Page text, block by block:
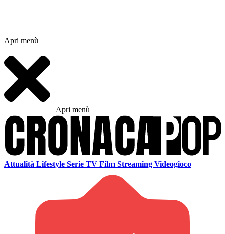
Apri menù
Apri menù
Attualità Lifestyle Serie TV Film Streaming Videogioco